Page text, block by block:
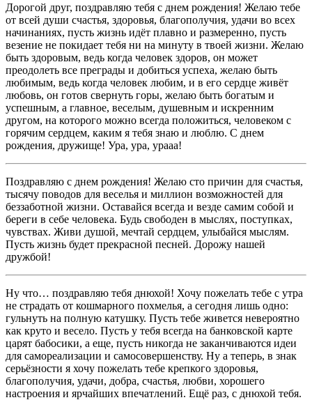
Дорогой друг, поздравляю тебя с днем рождения! Желаю тебе
от всей души счастья, здоровья, благополучия, удачи во всех
начинаниях, пусть жизнь идёт плавно и размеренно, пусть
везение не покидает тебя ни на минуту в твоей жизни. Желаю
быть здоровым, ведь когда человек здоров, он может
преодолеть все преграды и добиться успеха, желаю быть
любимым, ведь когда человек любим, и в его сердце живёт
любовь, он готов свернуть горы, желаю быть богатым и
успешным, а главное, веселым, душевным и искренним
другом, на которого можно всегда положиться, человеком с
горячим сердцем, каким я тебя знаю и люблю. С днем
рождения, дружище! Ура, ура, урааа!
Поздравляю с днем рождения! Желаю сто причин для счастья,
тысячу поводов для веселья и миллион возможностей для
беззаботной жизни. Оставайся всегда и везде самим собой и
береги в себе человека. Будь свободен в мыслях, поступках,
чувствах. Живи душой, мечтай сердцем, улыбайся мыслям.
Пусть жизнь будет прекрасной песней. Дорожу нашей
дружбой!
Ну что… поздравляю тебя днюхой! Хочу пожелать тебе с утра
не страдать от кошмарного похмелья, а сегодня лишь одно:
гульнуть на полную катушку. Пусть тебе живется невероятно
как круто и весело. Пусть у тебя всегда на банковской карте
царят бабосики, а еще, пусть никогда не заканчиваются идеи
для самореализации и самосовершенству. Ну а теперь, в знак
серьёзности я хочу пожелать тебе крепкого здоровья,
благополучия, удачи, добра, счастья, любви, хорошего
настроения и ярчайших впечатлений. Ещё раз, с днюхой тебя.